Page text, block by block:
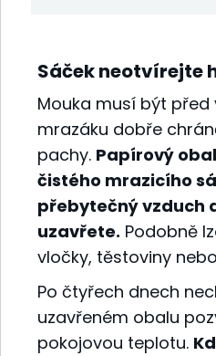
Sáček neotvírejte
Mouka musí být před
mrazáku dobře
pachy. Papírový
čistého mrazicího
přebytečný vzduch
uzavřete. Podobně
vločky, těstoviny
Po čtyřech dnech
uzavřeném obalu
pokojovou teplotu.